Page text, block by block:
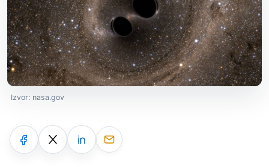
Izvor: nasa.gov